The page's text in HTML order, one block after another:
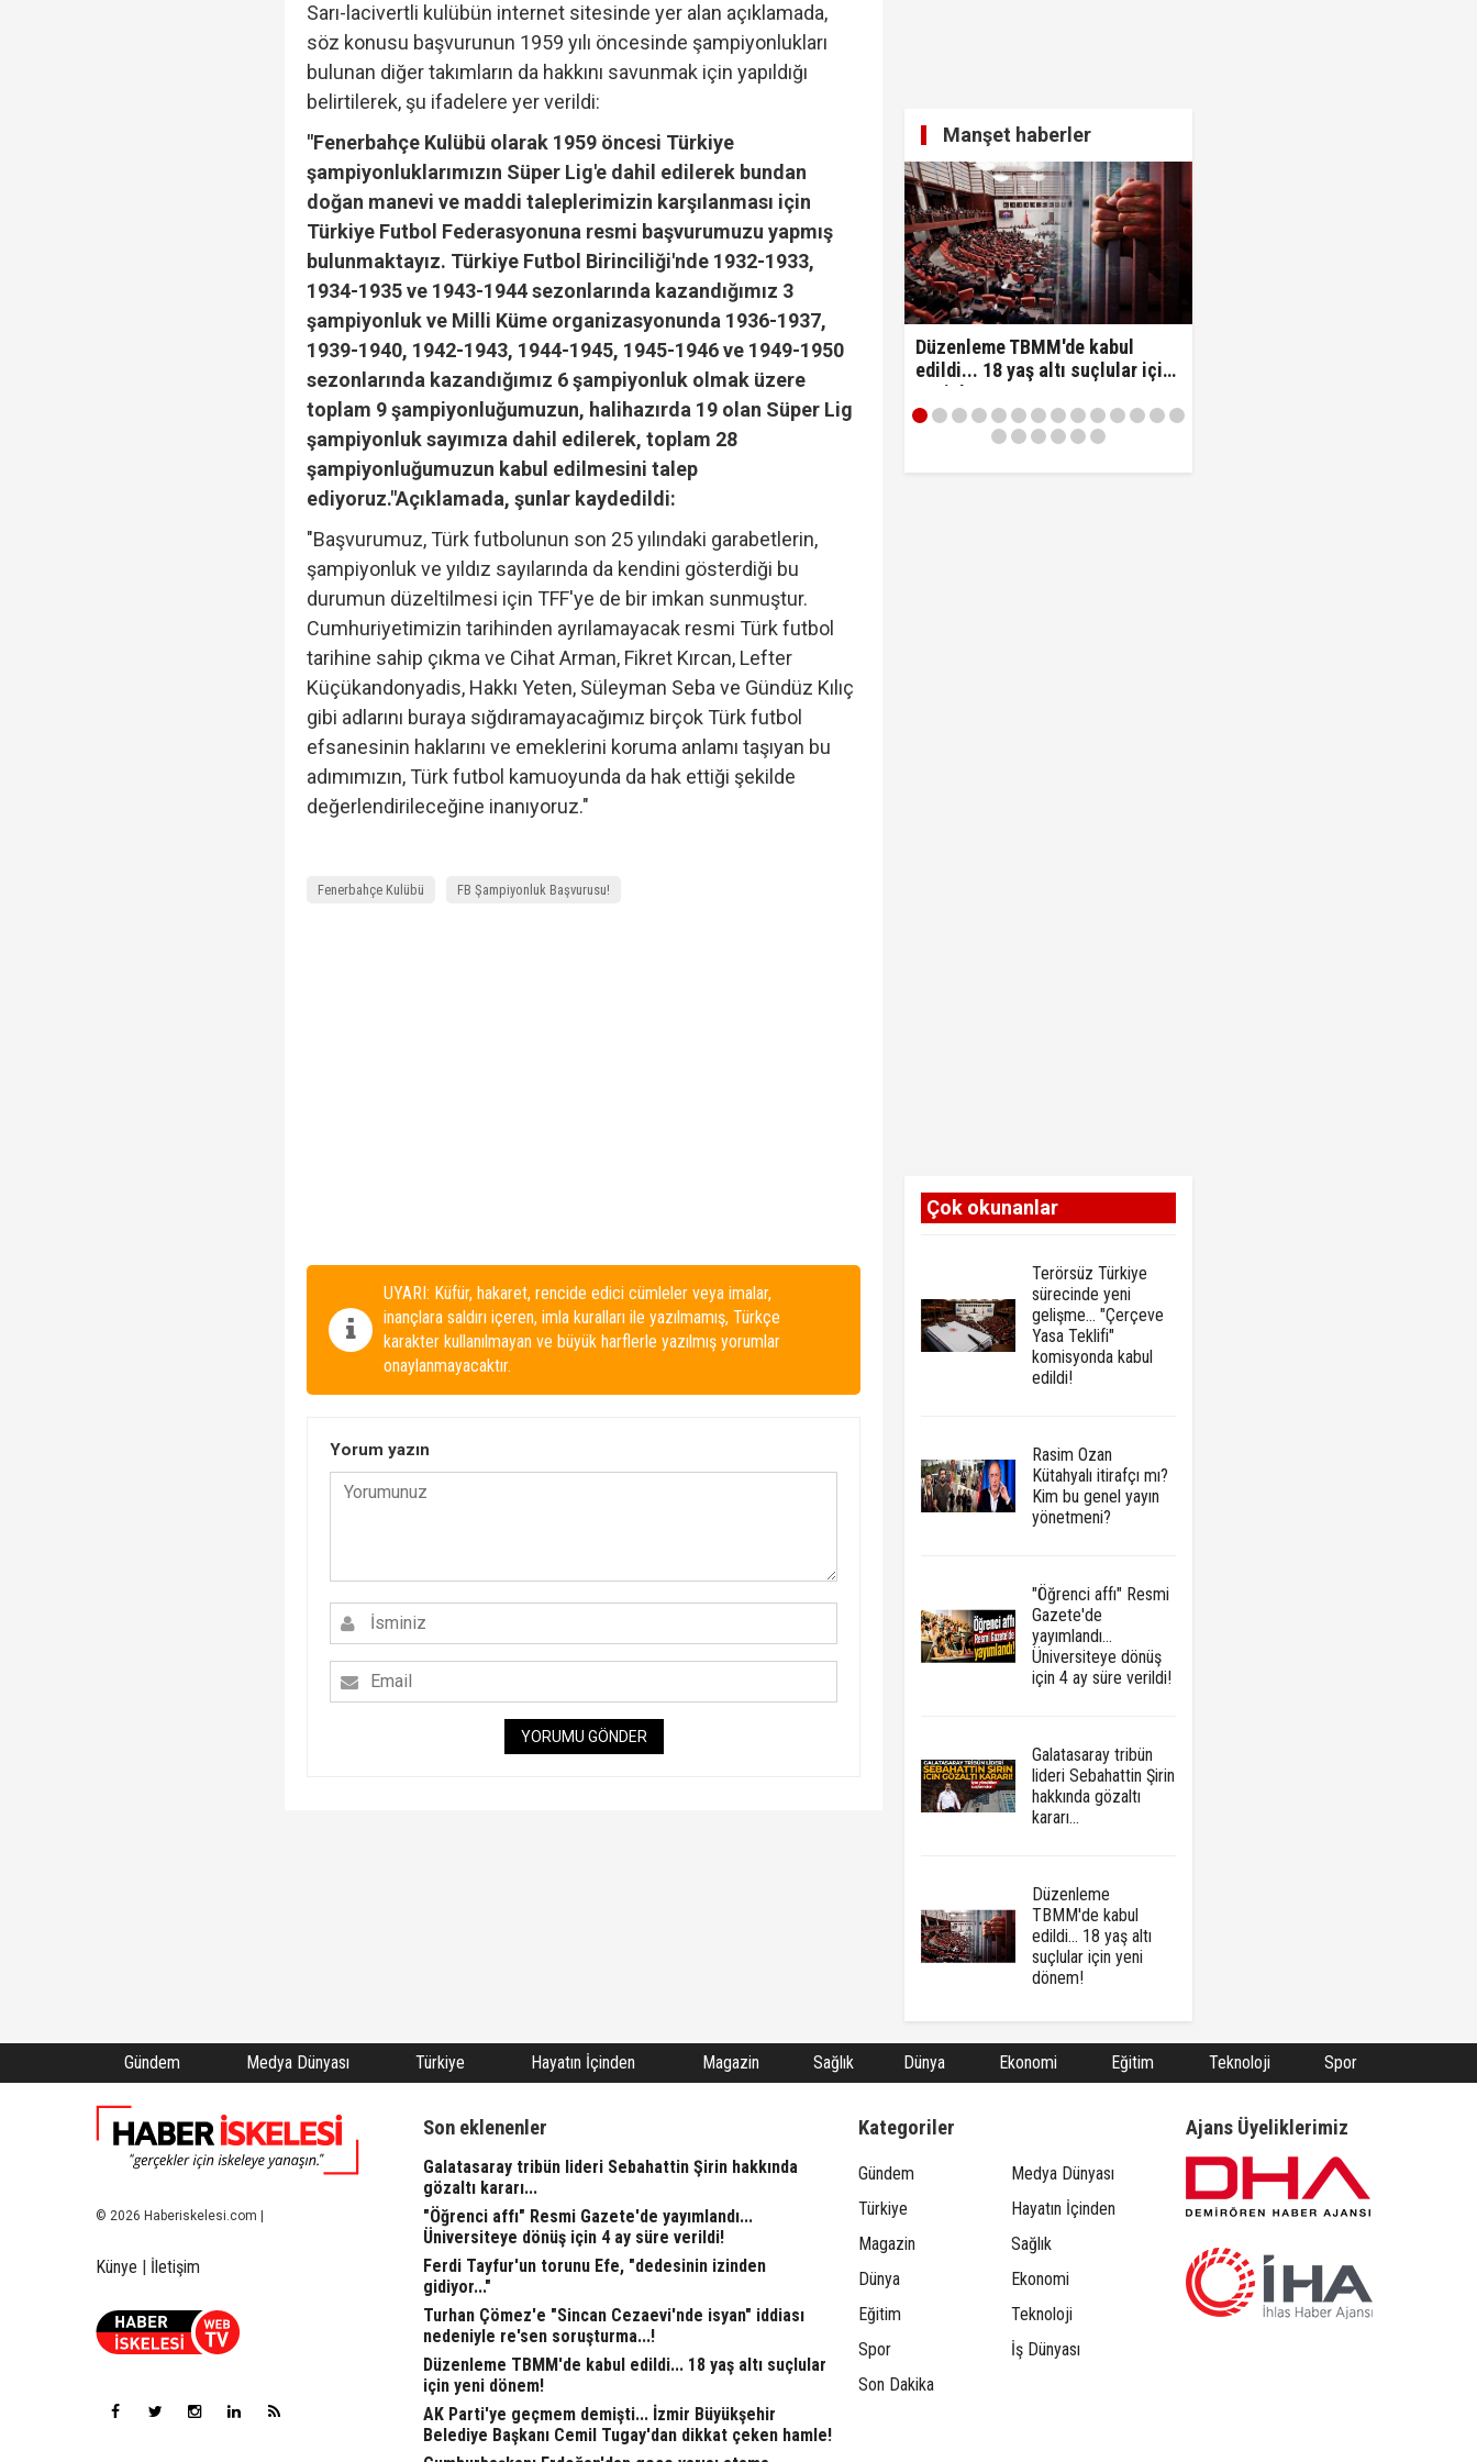
TGRT Ankara Temsilcisi Fatih Atik: "Bakan Gürlek 'Demirtaş'ın düzenlemeden yararlanamayacağına dair açıklama
yapmadım' dedi..."
Galatasaray tribün lideri Sebahattin Şirin hakkında gözaltı kararı...
Sarı-lacivertli kulübün internet sitesinde yer alan açıklamada,
söz konusu başvurunun 1959 yılı öncesinde şampiyonlukları
bulunan diğer takımların da hakkını savunmak için yapıldığı
belirtilerek, şu ifadelere yer verildi:
"Fenerbahçe Kulübü olarak 1959 öncesi Türkiye
şampiyonluklarımızın Süper Lig'e dahil edilerek bundan
doğan manevi ve maddi taleplerimizin karşılanması için
Türkiye Futbol Federasyonuna resmi başvurumuzu yapmış
bulunmaktayız. Türkiye Futbol Birinciliği'nde 1932-1933,
1934-1935 ve 1943-1944 sezonlarında kazandığımız 3
şampiyonluk ve Milli Küme organizasyonunda 1936-1937,
1939-1940, 1942-1943, 1944-1945, 1945-1946 ve 1949-1950
sezonlarında kazandığımız 6 şampiyonluk olmak üzere
toplam 9 şampiyonluğumuzun, halihazırda 19 olan Süper Lig
şampiyonluk sayımıza dahil edilerek, toplam 28
şampiyonluğumuzun kabul edilmesini talep
ediyoruz."Açıklamada, şunlar kaydedildi:
"Başvurumuz, Türk futbolunun son 25 yılındaki garabetlerin,
şampiyonluk ve yıldız sayılarında da kendini gösterdiği bu
durumun düzeltilmesi için TFF'ye de bir imkan sunmuştur.
Cumhuriyetimizin tarihinden ayrılamayacak resmi Türk futbol
tarihine sahip çıkma ve Cihat Arman, Fikret Kırcan, Lefter
Küçükandonyadis, Hakkı Yeten, Süleyman Seba ve Gündüz Kılıç
gibi adlarını buraya sığdıramayacağımız birçok Türk futbol
efsanesinin haklarını ve emeklerini koruma anlamı taşıyan bu
adımımızın, Türk futbol kamuoyunda da hak ettiği şekilde
değerlendirileceğine inanıyoruz."
Fenerbahçe Kulübü FB Şampiyonluk Başvurusu!
UYARI: Küfür, hakaret, rencide edici cümleler veya imalar,
inançlara saldırı içeren, imla kuralları ile yazılmamış, Türkçe
karakter kullanılmayan ve büyük harflerle yazılmış yorumlar
onaylanmayacaktır.
Yorum yazın
YORUMU GÖNDER
Manşet haberler
Düzenleme TBMM'de kabul
edildi... 18 yaş altı suçlular için
yeni dönem!
Çok okunanlar
Terörsüz Türkiye
sürecinde yeni
gelişme... "Çerçeve
Yasa Teklifi"
komisyonda kabul
edildi!
Rasim Ozan
Kütahyalı itirafçı mı?
Kim bu genel yayın
yönetmeni?
"Öğrenci affı" Resmi
Gazete'de
yayımlandı...
Üniversiteye dönüş
için 4 ay süre verildi!
Galatasaray tribün
lideri Sebahattin Şirin
hakkında gözaltı
kararı...
Düzenleme
TBMM'de kabul
edildi... 18 yaş altı
suçlular için yeni
dönem!
Gündem Medya Dünyası Türkiye Hayatın İçinden Magazin Sağlık Dünya Ekonomi Eğitim Teknoloji Spor
© 2026 Haberiskelesi.com |
Künye | İletişim
Son eklenenler
Galatasaray tribün lideri Sebahattin Şirin hakkında
gözaltı kararı...
"Öğrenci affı" Resmi Gazete'de yayımlandı...
Üniversiteye dönüş için 4 ay süre verildi!
Ferdi Tayfur'un torunu Efe, "dedesinin izinden
gidiyor..."
Turhan Çömez'e "Sincan Cezaevi'nde isyan" iddiası
nedeniyle re'sen soruşturma...!
Düzenleme TBMM'de kabul edildi... 18 yaş altı suçlular
için yeni dönem!
AK Parti'ye geçmem demişti... İzmir Büyükşehir
Belediye Başkanı Cemil Tugay'dan dikkat çeken hamle!
Kategoriler
Gündem
Medya Dünyası
Türkiye
Hayatın İçinden
Magazin
Sağlık
Dünya
Ekonomi
Eğitim
Teknoloji
Spor
İş Dünyası
Son Dakika
Ajans Üyeliklerimiz